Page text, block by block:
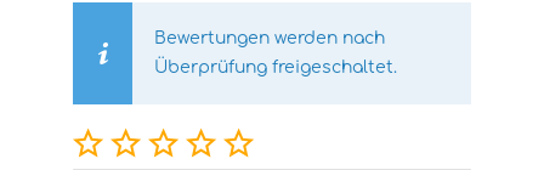
Bewertungen werden nach
Überprüfung freigeschaltet.